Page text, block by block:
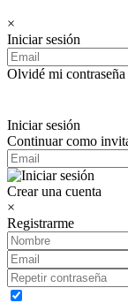
×
Iniciar sesión
Olvidé mi contraseña
Iniciar sesión
Continuar como
Crear una cuenta
×
Registrarme